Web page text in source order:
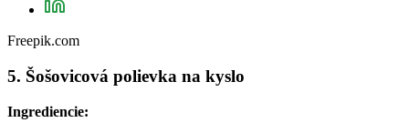
Freepik.com
5. Šošovicová polievka na kyslo
Ingrediencie: